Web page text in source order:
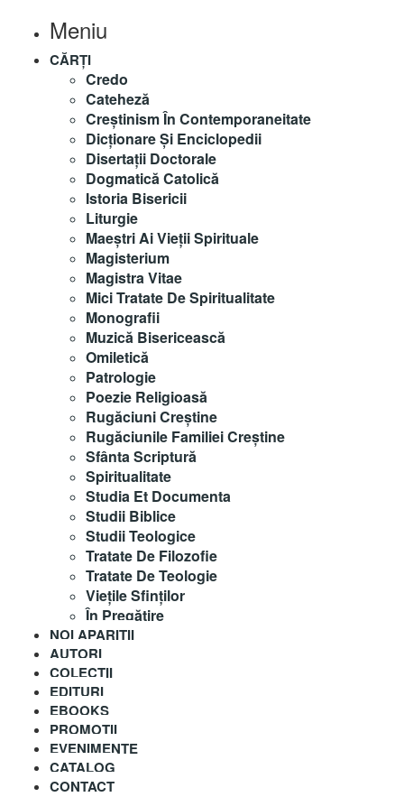
Meniu
CĂRȚI
Credo
Cateheză
Creștinism În Contemporaneitate
Dicționare Și Enciclopedii
Disertații Doctorale
Dogmatică Catolică
Istoria Bisericii
Liturgie
Maeştri Ai Vieţii Spirituale
Magisterium
Magistra Vitae
Mici Tratate De Spiritualitate
Monografii
Muzică Bisericească
Omiletică
Patrologie
Poezie Religioasă
Rugăciuni Creştine
Rugăciunile Familiei Creștine
Sfânta Scriptură
Spiritualitate
Studia Et Documenta
Studii Biblice
Studii Teologice
Tratate De Filozofie
Tratate De Teologie
Vieţile Sfinţilor
În Pregătire
NOI APARITII
AUTORI
COLECȚII
EDITURI
EBOOKS
PROMOȚII
EVENIMENTE
CATALOG
CONTACT